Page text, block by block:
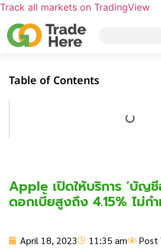
Track all markets on TradingView
Table of Contents
Apple เปิดให้บริการ ‘บัญ
ดอกเบี้ยสูงถึง 4.15% ไม่ก
April 18, 2023 11:35 am Post